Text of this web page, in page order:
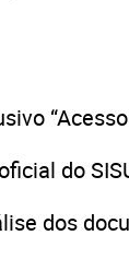
“Acesso
do
dos